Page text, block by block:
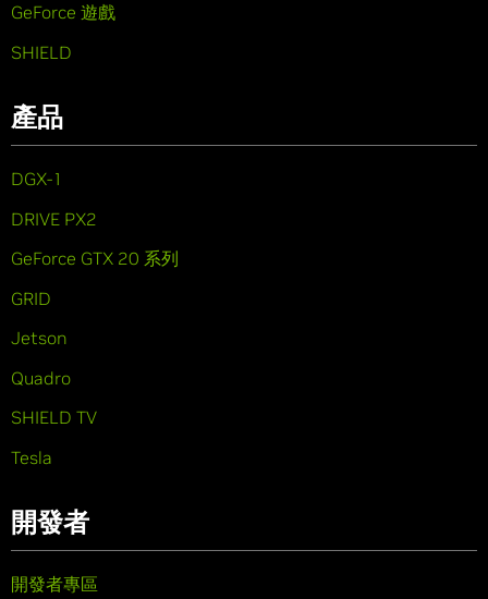
GeForce 遊戲
SHIELD
產品
DGX-1
DRIVE PX2
GeForce GTX 20 系列
GRID
Jetson
Quadro
SHIELD TV
Tesla
開發者
開發者專區